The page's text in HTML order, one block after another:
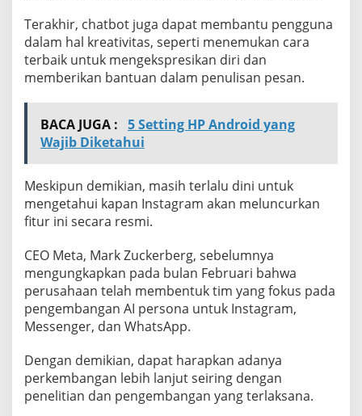
Terakhir, chatbot juga dapat membantu pengguna
dalam hal kreativitas, seperti menemukan cara
terbaik untuk mengekspresikan diri dan
memberikan bantuan dalam penulisan pesan.
BACA JUGA : 5 Setting HP Android yang
Wajib Diketahui
Meskipun demikian, masih terlalu dini untuk
mengetahui kapan Instagram akan meluncurkan
fitur ini secara resmi.
CEO Meta, Mark Zuckerberg, sebelumnya
mengungkapkan pada bulan Februari bahwa
perusahaan telah membentuk tim yang fokus pada
pengembangan AI persona untuk Instagram,
Messenger, dan WhatsApp.
Dengan demikian, dapat harapkan adanya
perkembangan lebih lanjut seiring dengan
penelitian dan pengembangan yang terlaksana.